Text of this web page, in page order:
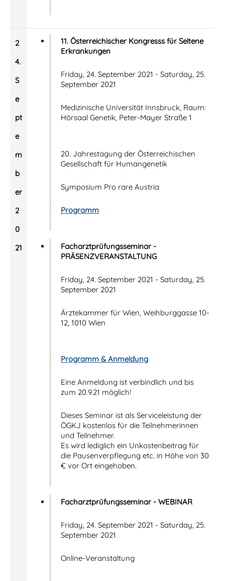
2
4.
S
e
pt
e
m
b
er
2
0
21
11. Österreichischer Kongresss für Seltene
Erkrankungen
Friday, 24. September 2021 - Saturday, 25.
September 2021
Medizinische Universität Innsbruck, Raum:
Hörsaal Genetik, Peter-Mayer Straße 1
20. Jahrestagung der Österreichischen
Gesellschaft für Humangenetik
Symposium Pro rare Austria
Programm
Facharztprüfungsseminar -
PRÄSENZVERANSTALTUNG
Friday, 24. September 2021 - Saturday, 25.
September 2021
Ärztekammer für Wien, Weihburggasse 10-
12, 1010 Wien
Programm & Anmeldung
Eine Anmeldung ist verbindlich und bis
zum 20.9.21 möglich!
Dieses Seminar ist als Serviceleistung der
ÖGKJ kostenlos für die Teilnehmerinnen
und Teilnehmer.
Es wird lediglich ein Unkostenbeitrag für
die Pausenverpflegung etc. in Höhe von 30
€ vor Ort eingehoben.
Facharztprüfungsseminar - WEBINAR
Friday, 24. September 2021 - Saturday, 25.
September 2021
Online-Veranstaltung